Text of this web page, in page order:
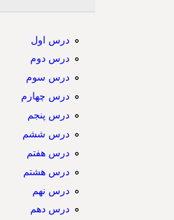
درس اول
درس دوم
درس سوم
درس چهارم
درس پنجم
درس ششم
درس هفتم
درس هشتم
درس نهم
درس دهم